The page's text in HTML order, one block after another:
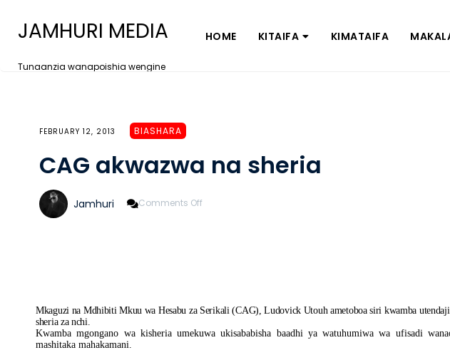
JAMHURI MEDIA
Tunaanzia wanapoishia wengine
HOME KITAIFA KIMATAIFA
FEBRUARY 12, 2013 BIASHARA
CAG akwazwa na sheria
Jamhuri Comments Off
Mkaguzi na Mdhibiti Mkuu wa Hesabu za Serikali (CAG), Ludovick Utouh ametoboa siri kwamba
sheria za nchi.
Kwamba mgongano wa kisheria umekuwa ukisababisha baadhi ya watuhumiwa wa ufisadi
mashitaka mahakamani.